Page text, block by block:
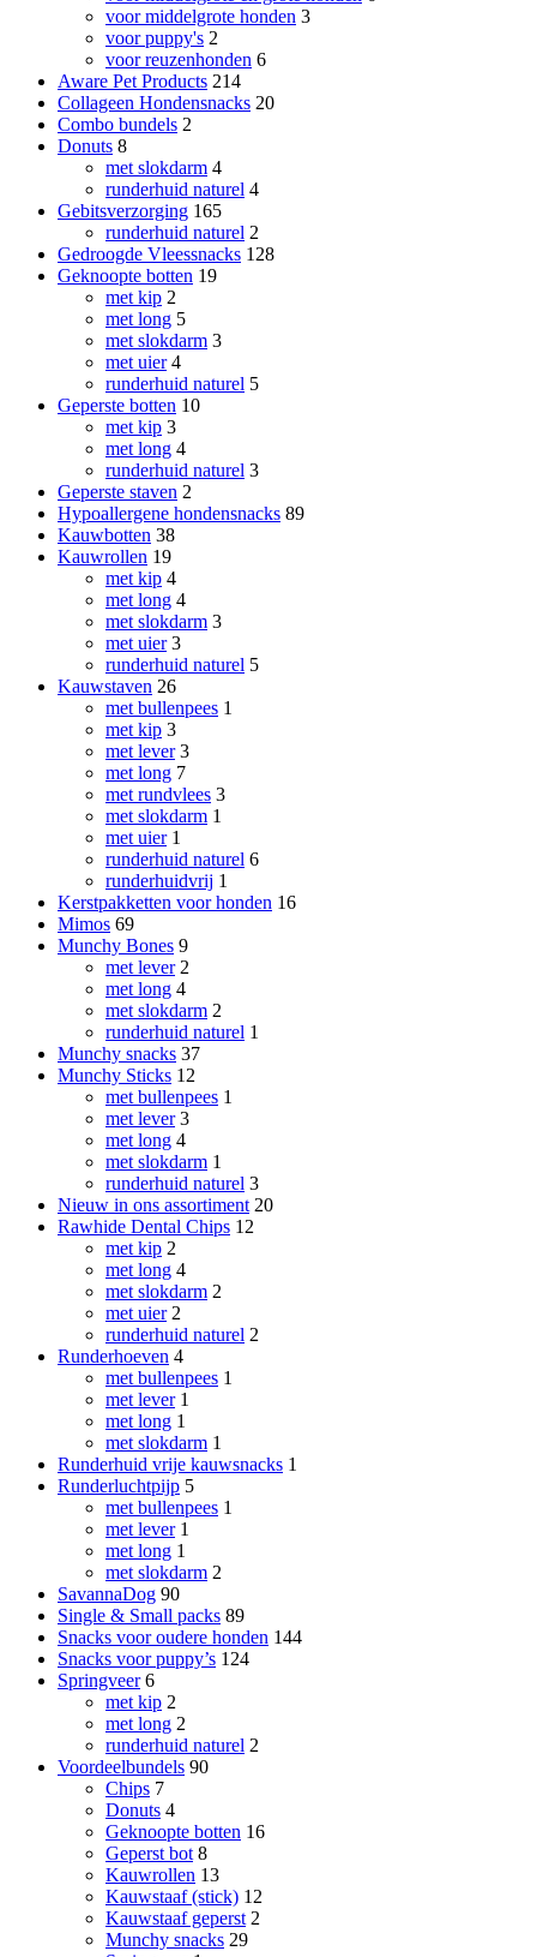
voor middelgrote honden 3
voor puppy's 2
voor reuzenhonden 6
Aware Pet Products 214
Collageen Hondensnacks 20
Combo bundels 2
Donuts 8
met slokdarm 4
runderhuid naturel 4
Gebitsverzorging 165
runderhuid naturel 2
Gedroogde Vleessnacks 128
Geknoopte botten 19
met kip 2
met long 5
met slokdarm 3
met uier 4
runderhuid naturel 5
Geperste botten 10
met kip 3
met long 4
runderhuid naturel 3
Geperste staven 2
Hypoallergene hondensnacks 89
Kauwbotten 38
Kauwrollen 19
met kip 4
met long 4
met slokdarm 3
met uier 3
runderhuid naturel 5
Kauwstaven 26
met bullenpees 1
met kip 3
met lever 3
met long 7
met rundvlees 3
met slokdarm 1
met uier 1
runderhuid naturel 6
runderhuidvrij 1
Kerstpakketten voor honden 16
Mimos 69
Munchy Bones 9
met lever 2
met long 4
met slokdarm 2
runderhuid naturel 1
Munchy snacks 37
Munchy Sticks 12
met bullenpees 1
met lever 3
met long 4
met slokdarm 1
runderhuid naturel 3
Nieuw in ons assortiment 20
Rawhide Dental Chips 12
met kip 2
met long 4
met slokdarm 2
met uier 2
runderhuid naturel 2
Runderhoeven 4
met bullenpees 1
met lever 1
met long 1
met slokdarm 1
Runderhuid vrije kauwsnacks 1
Runderluchtpijp 5
met bullenpees 1
met lever 1
met long 1
met slokdarm 2
SavannaDog 90
Single & Small packs 89
Snacks voor oudere honden 144
Snacks voor puppy’s 124
Springveer 6
met kip 2
met long 2
runderhuid naturel 2
Voordeelbundels 90
Chips 7
Donuts 4
Geknoopte botten 16
Geperst bot 8
Kauwrollen 13
Kauwstaaf (stick) 12
Kauwstaaf geperst 2
Munchy snacks 29